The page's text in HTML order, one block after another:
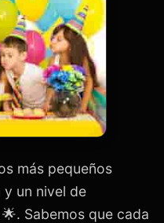
más pequeños
un nivel de
Sabemos que cada